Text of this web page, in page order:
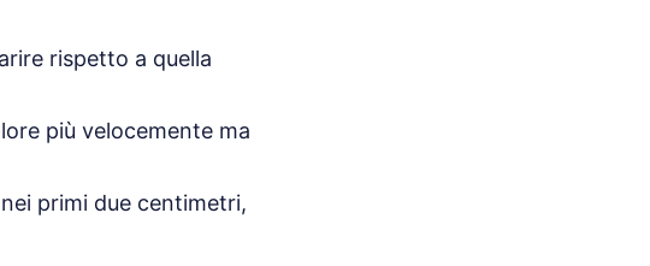
rispetto a quella
più velocemente ma
primi due centimetri,